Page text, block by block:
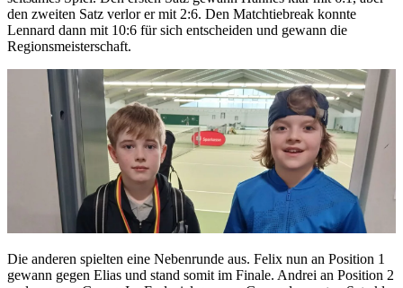
den zweiten Satz verlor er mit 2:6. Den Matchtiebreak konnte
Lennard dann mit 10:6 für sich entscheiden und gewann die
Regionsmeisterschaft.
Die anderen spielten eine Nebenrunde aus. Felix nun an Position 1
gewann gegen Elias und stand somit im Finale. Andrei an Position 2